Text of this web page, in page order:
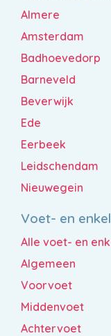
Almere
Amsterdam
Badhoevedorp
Barneveld
Beverwijk
Ede
Eerbeek
Leidschendam
Nieuwegein
Voet- en
Alle voet- en
Algemeen
Voorvoet
Middenvoet
Achtervoet